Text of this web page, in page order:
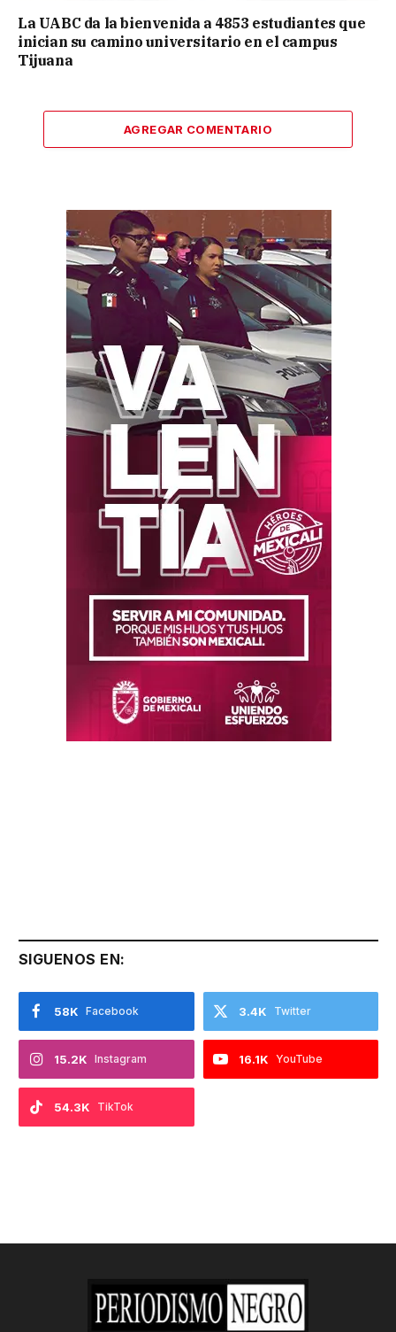
La UABC da la bienvenida a 4853 estudiantes que
inician su camino universitario en el campus
Tijuana
AGREGAR COMENTARIO
SIGUENOS EN:
Facebook
58K Twitter
3.4K
Instagram
15.2K YouTube
16.1K
TikTok
54.3K